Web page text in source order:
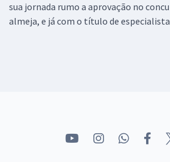
sua jornada rumo a aprovação no
almeja, e já com o título de especialista